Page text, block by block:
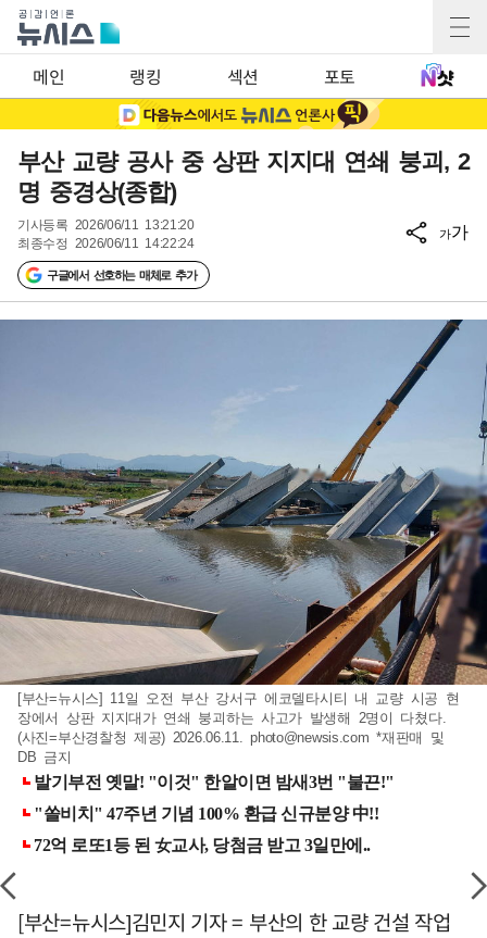
메인 랭킹 섹션 포토
부산 교량 공사 중 상판 지지대 연쇄 붕괴, 2
명 중경상(종합)
기사등록 2026/06/11 13:21:20
최종수정 2026/06/11 14:22:24
구글에서 선호하는 매체로 추가
가가
[부산=뉴시스] 11일 오전 부산 강서구 에코델타시티 내 교량 시공 현
장에서 상판 지지대가 연쇄 붕괴하는 사고가 발생해 2명이 다쳤다.
(사진=부산경찰청 제공) 2026.06.11.photo@newsis.com *재판매 및
DB 금지
[부산=뉴시스]김민지 기자 = 부산의 한 교량 건설 작업